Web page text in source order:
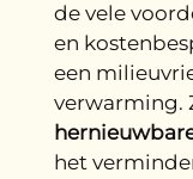
de vele
en
een
verwarming.
het